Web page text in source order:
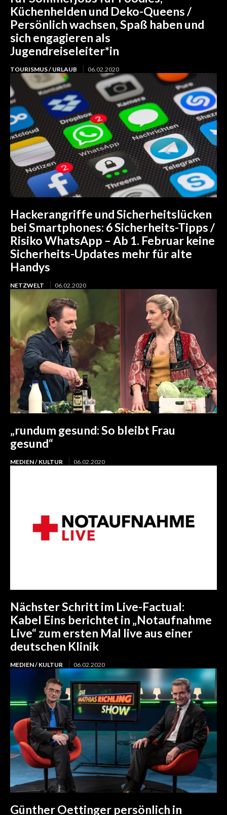
Küchenhelden und Deko-Queens /
Persönlich wachsen, Spaß haben und
sich engagieren als
Jugendreiseleiter*in
TOURISMUS / URLAUB 06.02.2020
Hackerangriffe und Sicherheitslücken
bei Smartphones: 6 Sicherheits-Tipps /
Risiko WhatsApp – Ab 1. Februar keine
Sicherheits-Updates mehr für alte
Handys
NETZWELT 06.02.2020
„rundum gesund: So bleibt Frau
gesund“
MEDIEN / KULTUR 06.02.2020
Nächster Schritt im Live-Factual:
Kabel Eins berichtet in „Notaufnahme
Live“ zum ersten Mal live aus einer
deutschen Klinik
MEDIEN / KULTUR 06.02.2020
Günther Oettinger persönlich in